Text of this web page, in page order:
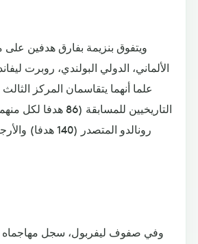
ويتفوق بنزيمة بفارق هدفين على
علما أنهما يتقاسمان المركز
التاريخيين للمسابقة
رونالدو المتصدر
وفي صفوف ليفربول، سجل مهاجماه